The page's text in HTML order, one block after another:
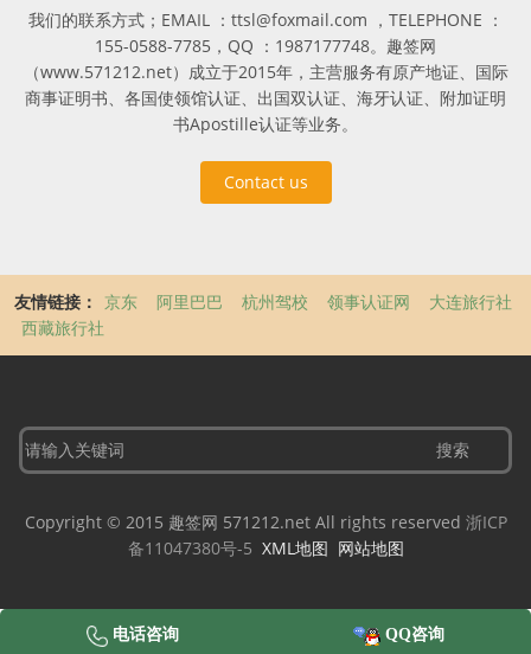
我们的联系方式；EMAIL ：ttsl@foxmail.com ，TELEPHONE ：
155-0588-7785，QQ ：1987177748。趣签网
（www.571212.net）成立于2015年，主营服务有原产地证、国际
商事证明书、各国使领馆认证、出国双认证、海牙认证、附加证明
书Apostille认证等业务。
Contact us
友情链接： 京东 阿里巴巴 杭州驾校 领事认证网
大连旅行社
西藏旅行社
Copyright © 2015 趣签网 571212.net All rights reserved 浙ICP
备11047380号-5 XML地图 网站地图
电话咨询 QQ咨询